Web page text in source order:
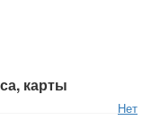
карты
Нет